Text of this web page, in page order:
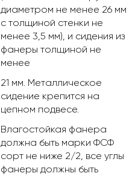
диаметром не менее 26 мм
с толщиной стенки не
менее 3,5 мм), и сидения из
фанеры толщиной не
менее
21 мм. Металлическое
сидение крепится на
цепном подвесе.
Влагостойкая фанера
должна быть марки ФСФ
сорт не ниже 2/2, все углы
фанеры должны быть